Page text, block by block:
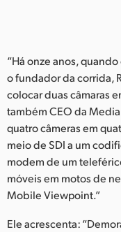
Ukraine
United Kingdom
United States
“Há onze anos,
o fundador da corrida,
colocar duas câmaras
também CEO da
quatro câmeras em
meio de SDI a um
modem de um
móveis em motos de
Mobile Viewpoint.”
Ele acrescenta: